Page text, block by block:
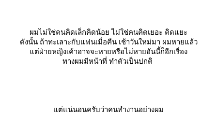
ผมไม่ใช่คนคิดเล็กคิดน้อย ไม่ใช่คนคิดเยอะ คิดแยะ
ดังนั้น ถ้าทะเลาะกับแฟนเมื่อคืน เช้าวันใหม่มา ผมหายแล้ว
ต่ฝ่ายหญิงเค้าอาจจะหายหรือไม่หายอันนี้ก็อีกเรื่อง
ทางผมมีหน้าที่ ทำตัวเป็นปกติ
ต่แน่นอนครับว่าคนทำงานอย่างผม